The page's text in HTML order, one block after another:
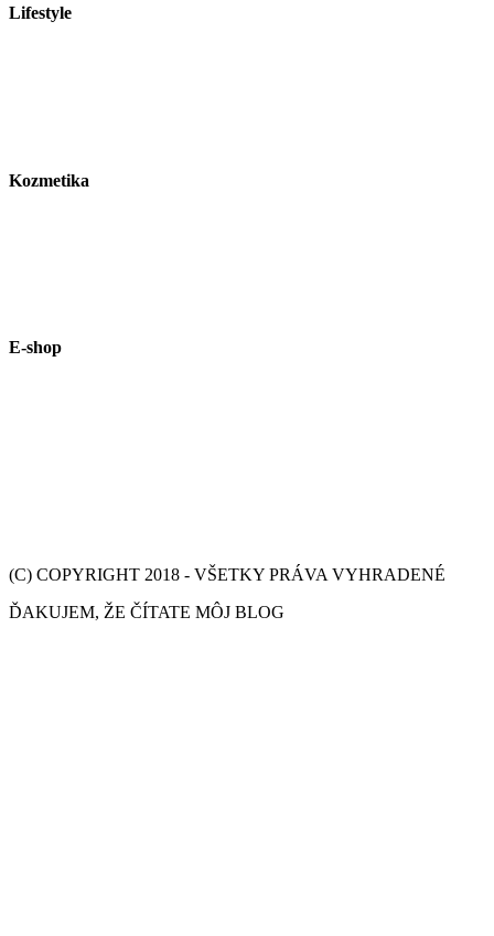
Lifestyle
Kozmetika
E-shop
(C) COPYRIGHT 2018 - VŠETKY PRÁVA VYHRADENÉ
ĎAKUJEM, ŽE ČÍTATE MÔJ BLOG